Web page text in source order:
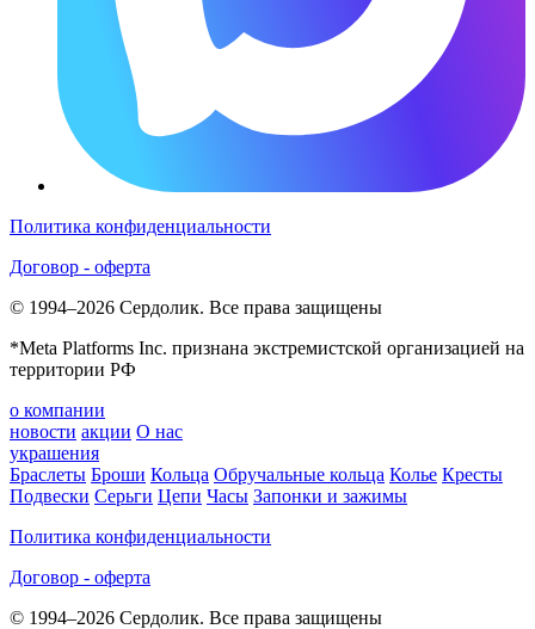
Политика конфиденциальности
Договор - оферта
© 1994–2026 Сердолик. Все права защищены
*Meta Platforms Inc. признана экстремистской организацией на
территории РФ
о компании
новости акции О нас
украшения
Браслеты Броши Кольца Обручальные кольца Колье Кресты
Подвески Серьги Цепи Часы Запонки и зажимы
Политика конфиденциальности
Договор - оферта
© 1994–2026 Сердолик. Все права защищены